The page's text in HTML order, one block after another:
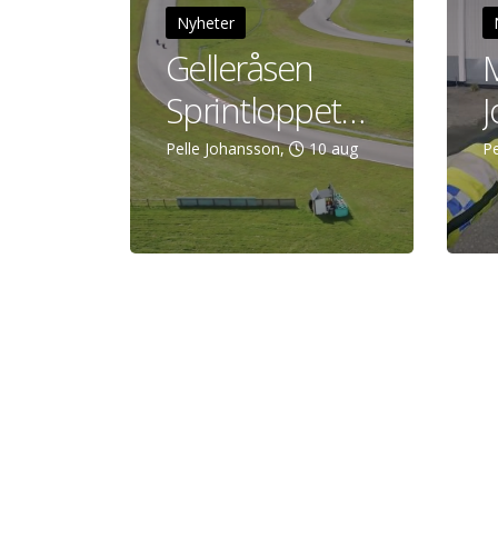
Nyheter
Gelleråsen
Sprintloppet
#2
Pelle Johansson, 10 aug